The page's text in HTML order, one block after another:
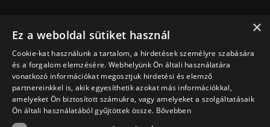
Ki Jesus.net?
Jesus.net partnerei
Adakozni
Fedezd fel
Cikkek
Videó
×
Ez a weboldal sütiket használ
Cookie-kat használunk a tartalom, a hirdetések személyre szabására
és a forgalom elemzésére. Webhelyünk Ön általi használatára
vonatkozó információkat megosztjuk hirdetési és elemző
partnereinkkel is, akik egyesíthetik azokat más információkkal,
amelyeket Ön biztosított számukra, vagy amelyeket a szolgáltatásaik
Ön általi használatából gyűjtöttek össze. Bővebben